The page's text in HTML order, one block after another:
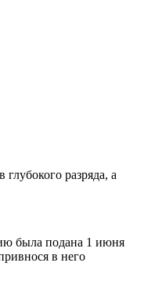
разряда, а
была подана 1 июня
в него